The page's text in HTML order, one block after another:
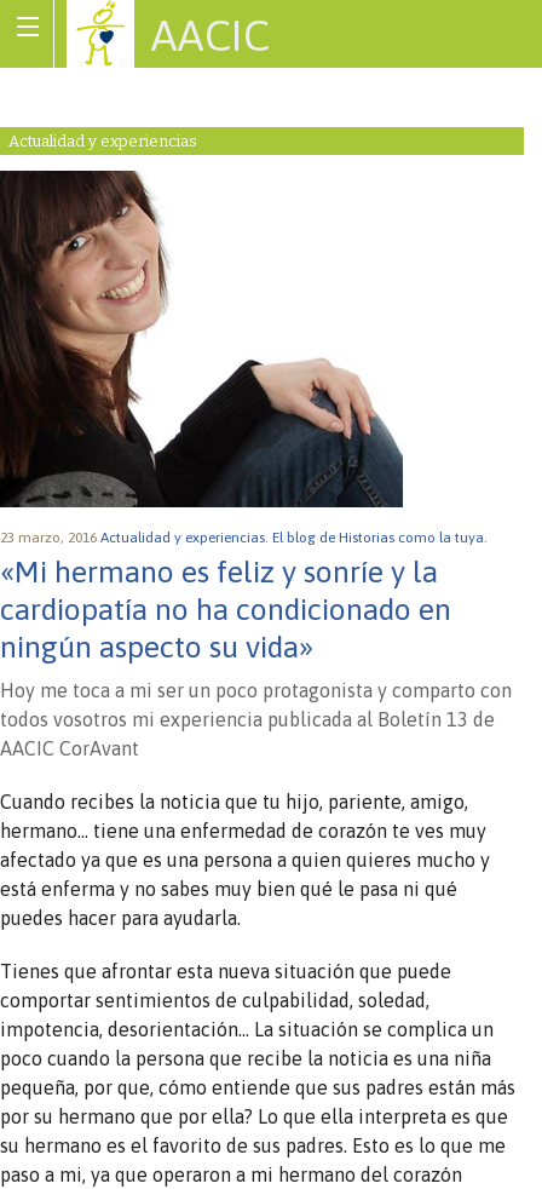
AACIC
Actualidad y experiencias
23 marzo, 2016 Actualidad y experiencias. El blog de Historias como la tuya.
«Mi hermano es feliz y sonríe y la
cardiopatía no ha condicionado en
ningún aspecto su vida»
Hoy me toca a mi ser un poco protagonista y comparto con
todos vosotros mi experiencia publicada al Boletín 13 de
AACIC CorAvant
Cuando recibes la noticia que tu hijo, pariente, amigo,
hermano… tiene una enfermedad de corazón te ves muy
afectado ya que es una persona a quien quieres mucho y
está enferma y no sabes muy bien qué le pasa ni qué
puedes hacer para ayudarla.
Tienes que afrontar esta nueva situación que puede
comportar sentimientos de culpabilidad, soledad,
impotencia, desorientación… La situación se complica un
poco cuando la persona que recibe la noticia es una niña
pequeña, por que, cómo entiende que sus padres están más
por su hermano que por ella? Lo que ella interpreta es que
su hermano es el favorito de sus padres. Esto es lo que me
paso a mi, ya que operaron a mi hermano del corazón